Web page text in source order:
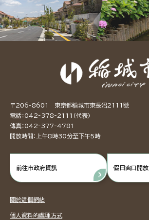
〒206-8601 東京都稻城市東長沼2111號
電話：042-378-2111（代表）
傳真：042-377-4781
開放時間：上午8時30分至下午5時
前往市政府資訊 假日窗口開放
關於這個網站
個人資料的處理方式